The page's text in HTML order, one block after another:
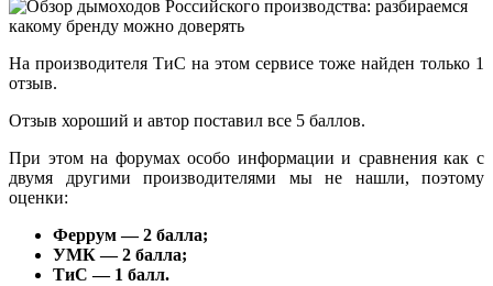
На производителя ТиС на этом сервисе тоже найден только 1
отзыв.
Отзыв хороший и автор поставил все 5 баллов.
При этом на форумах особо информации и сравнения как с
двумя другими производителями мы не нашли, поэтому
оценки:
Феррум — 2 балла;
УМК — 2 балла;
ТиС — 1 балл.